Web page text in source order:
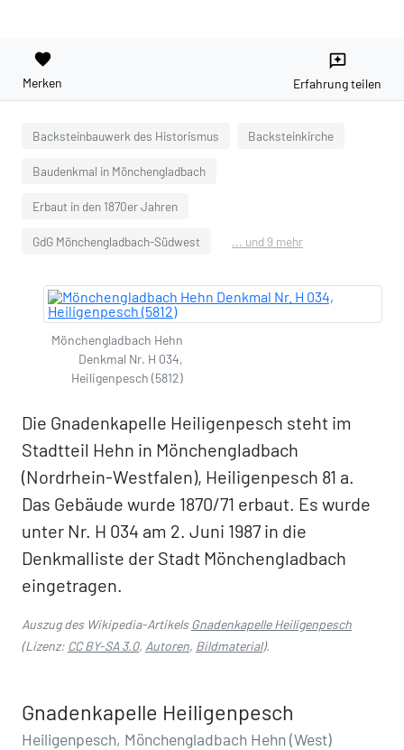
favorite
Merken
reviews
Erfahrung teilen
Backsteinbauwerk des Historismus Backsteinkirche
Baudenkmal in Mönchengladbach
Erbaut in den 1870er Jahren
GdG Mönchengladbach-Südwest ... und 9 mehr
Mönchengladbach Hehn
Denkmal Nr. H 034,
Heiligenpesch (5812)
Die Gnadenkapelle Heiligenpesch steht im
Stadtteil Hehn in Mönchengladbach
(Nordrhein-Westfalen), Heiligenpesch 81 a.
Das Gebäude wurde 1870/71 erbaut. Es wurde
unter Nr. H 034 am 2. Juni 1987 in die
Denkmalliste der Stadt Mönchengladbach
eingetragen.
Auszug des Wikipedia-ArtikelsGnadenkapelle Heiligenpesch
(Lizenz: CC BY-SA 3.0, Autoren, Bildmaterial).
Gnadenkapelle Heiligenpesch
Heiligenpesch, Mönchengladbach Hehn (West)